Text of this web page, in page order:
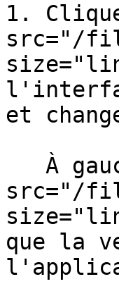
1.
src="/
et
src="/
que la